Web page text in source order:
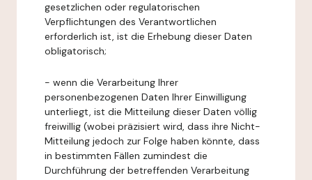
gesetzlichen oder regulatorischen
Verpflichtungen des Verantwortlichen
erforderlich ist, ist die Erhebung dieser Daten
obligatorisch;
- wenn die Verarbeitung Ihrer
personenbezogenen Daten Ihrer Einwilligung
unterliegt, ist die Mitteilung dieser Daten völlig
freiwillig (wobei präzisiert wird, dass ihre Nicht-
Mitteilung jedoch zur Folge haben könnte, dass
in bestimmten Fällen zumindest die
Durchführung der betreffenden Verarbeitung